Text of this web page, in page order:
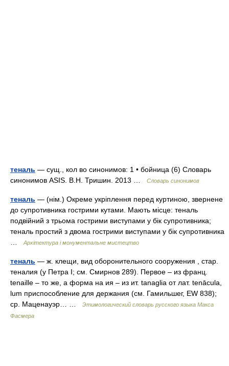
теналь — сущ., кол во синонимов: 1 • бойница (6) Словарь
синонимов ASIS. В.Н. Тришин. 2013 …
Словарь синонимов
теналь — (нім.) Окреме укріплення перед куртиною, звернене
до супротивника гострими кутами. Мають місце: теналь
подвійний з трьома гострими виступами у бік супротивника;
теналь простий з двома гострими виступами у бік супротивника
…Архітектура і монументальне мистецтво
теналь — ж. клещи, вид оборонительного сооружения , стар.
теналия (у Петра I; см. Смирнов 289). Первое – из франц.
tenaille – то же, а форма на ия – из ит. tanaglia от лат. tenācula,
lum приспособление для держания (см. Гамильшег, ЕW 838);
ср. Маценауэр… …
Этимологический словарь русского языка Макса
Фасмера